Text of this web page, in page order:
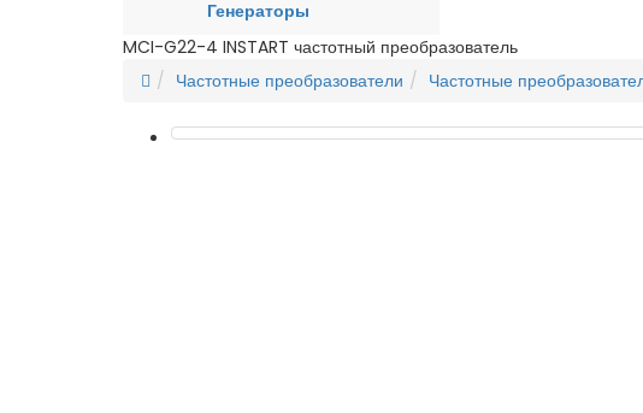
Генераторы
MCI-G22-4 INSTART частотный преобразователь
Частотные преобразователи
Частотные